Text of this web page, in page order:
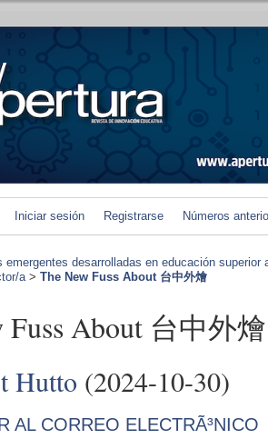
Iniciar sesión Registrarse Números
emergentes desarrolladas en educación
a> The New Fuss About 台中外燴
Fuss About 台中外燴
Hutto (2024-10-30)
AL CORREO ELECTRÃ³NICO